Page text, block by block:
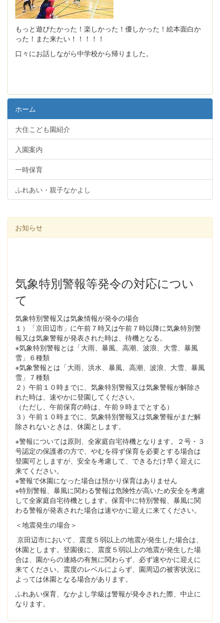
もっと遊びたかった！楽しかった！優しかった！絵本面白か
った！また来たい！！！！！
口々にお話しながら中学校から帰りました。
ホーム
大住こども園紹介
入園案内
一時保育
ふれあい・親子なかよし
お知らせ
気象特別警報等発令の対応につい
て
気象特別警報又は気象情報が発令の場合
１）「京田辺市」に午前７時又は午前７時以降に気象特別警
報又は気象警報が発表された時は、待機となる。
※気象特別警報とは「大雨、暴風、高潮、波浪、大雪、暴風
雪」６種類
※気象警報とは「大雨、洪水、暴風、高潮、波浪、大雪、暴風
雪」７種類
２）午前１０時までに、気象特別警報又は気象警報が解除さ
れた時は、速やかに登園してください。
（ただし、午前保育の時は、午前９時までとする）
３）午前１０時までに、気象特別警報又は気象警報がまだ解
除されないときは、休園とします。
※警報については原則、全家庭自宅待機となります。２号・３
号認定の保護者の方で、やむを得ず保育を必要とする場合は
登園可としますが、安全を考慮して、できるだけ早く迎えに
来てください。
※警報で休園になった場合は預かり保育はありません
※特別警報、暴風に関わる警報は危険性が高いため安全を考慮
して全家庭自宅待機とします。保育中に特別警報、暴風に関
わる警報が発表された場合は速やかに迎えに来てください。
＜地震発生の場合＞
京田辺市において、震度５弱以上の地震が発生した場合は、
休園とします。登園後に、震度５弱以上の地震が発生した場
合は、園からの連絡の有無に関わらず、必ず速やかに迎えに
来てください。震度のレベルによらず、園周辺の被害状況に
よっては休園となる場合があります。
ふれあい保育、なかよし学級は警報が発令された際、中止に
なります。